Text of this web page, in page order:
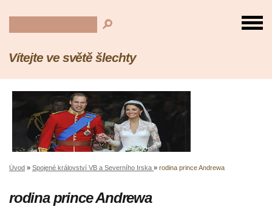
Vítejte ve světě šlechty
Úvod » Spojené království VB a Severního Irska » rodina prince Andrewa
rodina prince Andrewa